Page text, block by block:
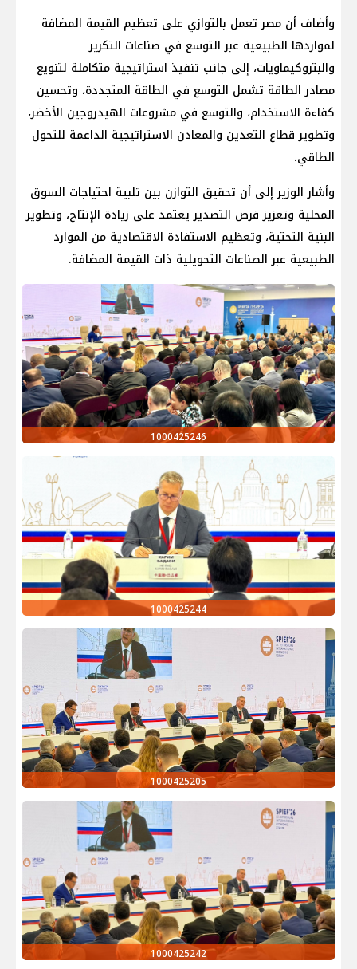
وأضاف أن مصر تعمل بالتوازي على تعظيم القيمة المضافة
لمواردها الطبيعية عبر التوسع في صناعات التكرير
والبتروكيماويات، إلى جانب تنفيذ استراتيجية متكاملة لتنويع
مصادر الطاقة تشمل التوسع في الطاقة المتجددة، وتحسين
كفاءة الاستخدام، والتوسع في مشروعات الهيدروجين الأخضر،
وتطوير قطاع التعدين والمعادن الاستراتيجية الداعمة للتحول
الطاقي.
وأشار الوزير إلى أن تحقيق التوازن بين تلبية احتياجات السوق
المحلية وتعزيز فرص التصدير يعتمد على زيادة الإنتاج، وتطوير
البنية التحتية، وتعظيم الاستفادة الاقتصادية من الموارد
الطبيعية عبر الصناعات التحويلية ذات القيمة المضافة.
1000425246
1000425244
1000425205
1000425242